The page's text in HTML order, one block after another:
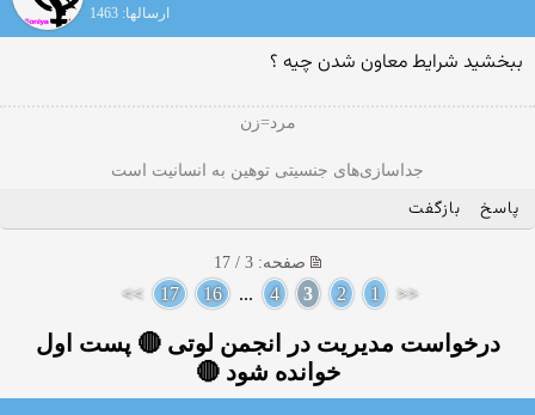
ارسالها: 1463
ببخشید شرایط معاون شدن چیه ؟
مرد=زن
جداسازی‌های جنسیتی توهین به انسانیت است
پاسخ بازگفت
صفحه: 3 / 17
<<
1
2
3
4
...
16
17
>>
درخواست مدیریت در انجمن لوتی 🔴 پست اول
خوانده شود 🔴